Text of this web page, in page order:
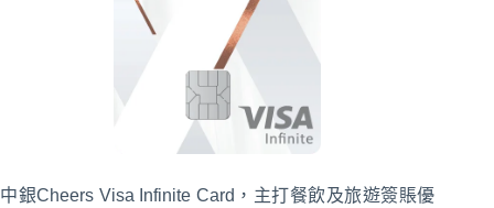
中銀Cheers Visa Infinite Card，主打餐飲及旅遊簽賬優